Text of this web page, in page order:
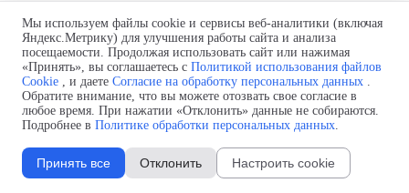
ISD302M43E
380В, 3 кВт
ПЧ
ISD402M43E
380В, 4 кВт
ПЧ
ISD552M43E
ISD752M43E
Мы используем файлы cookie и сервисы веб-аналитики (включая
Яндекс.Метрику) для улучшения работы сайта и анализа
посещаемости. Продолжая использовать сайт или нажимая
«Принять», вы соглашаетесь с Политикой использования файлов
Cookie , и даете Согласие на обработку персональных данных .
Обратите внимание, что вы можете отозвать свое согласие в
любое время. При нажатии «Отклонить» данные не собираются.
Подробнее в Политике обработки персональных данных.
Принять все Отклонить Настроить cookie